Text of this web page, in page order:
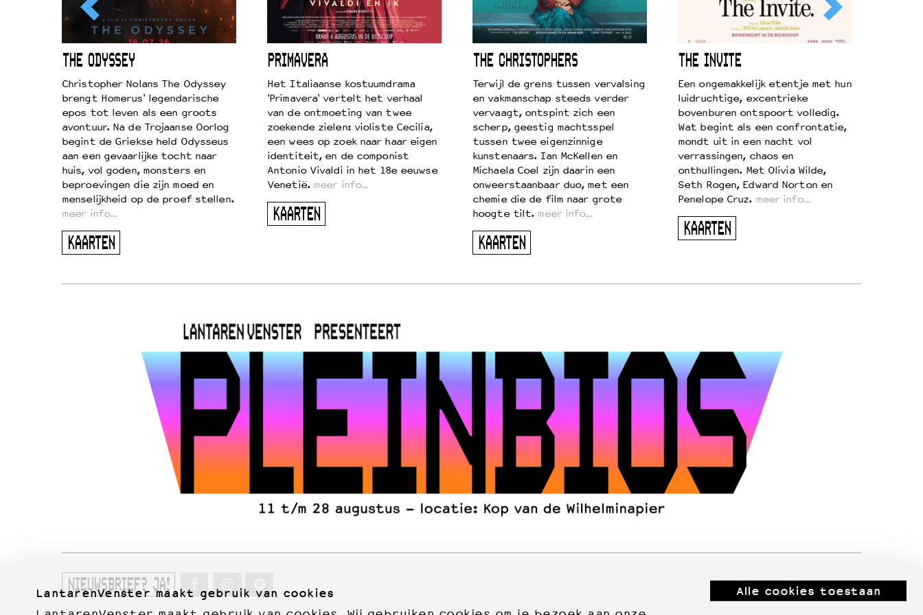
LantarenVenster maakt gebruik van cookies
Alle cookies toestaan
THE ODYSSEY
Christopher Nolans The Odyssey
brengt Homerus' legendarische
epos tot leven als een groots
avontuur. Na de Trojaanse Oorlog
begint de Griekse held Odysseus
aan een gevaarlijke tocht naar
huis, vol goden, monsters en
beproevingen die zijn moed en
menselijkheid op de proef stellen.
meer info…
KAARTEN
PRIMAVERA
Het Italiaanse kostuumdrama
'Primavera' vertelt het verhaal
van de ontmoeting van twee
zoekende zielen: violiste Cecilia,
een wees op zoek naar haar eigen
identiteit, en de componist
Antonio Vivaldi in het 18e eeuwse
Venetië. meer info…
KAARTEN
THE CHRISTOPHERS
Terwijl de grens tussen vervalsing
en vakmanschap steeds verder
vervaagt, ontspint zich een
scherp, geestig machtsspel
tussen twee eigenzinnige
kunstenaars. Ian McKellen en
Michaela Coel zijn daarin een
onweerstaanbaar duo, met een
chemie die de film naar grote
hoogte tilt. meer info…
KAARTEN
THE INVITE
Een ongemakkelijk etentje met hun
luidruchtige, excentrieke
bovenburen ontspoort volledig.
Wat begint als een confrontatie,
mondt uit in een nacht vol
verrassingen, chaos en
onthullingen. Met Olivia Wilde,
Seth Rogen, Edward Norton en
Penelope Cruz. meer info…
KAARTEN
NIEUWSBRIEF? JA!